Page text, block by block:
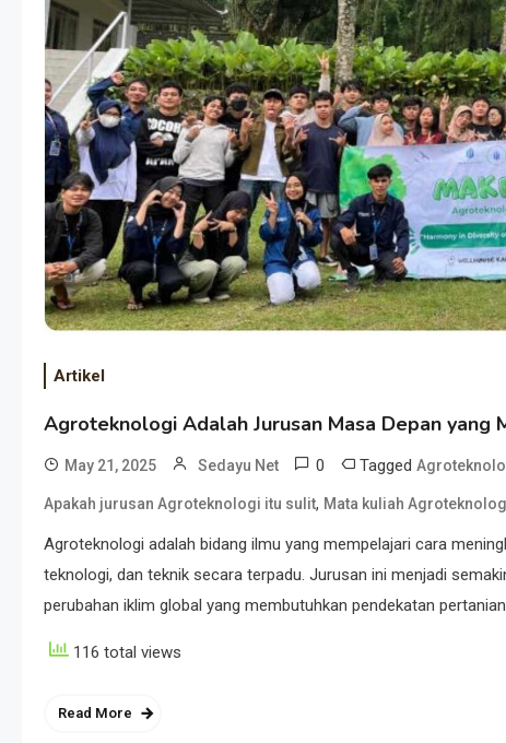
Artikel
Agroteknologi Adalah Jurusan Masa Depan
May 21, 2025 Sedayu Net 0 Tagged
Apakah jurusan Agroteknologi itu sulit, Mata kuliah
Agroteknologi adalah bidang ilmu yang mempelajari cara
teknologi, dan teknik secara terpadu. Jurusan ini menjadi
perubahan iklim global yang membutuhkan pendekatan
116 total views
Read More